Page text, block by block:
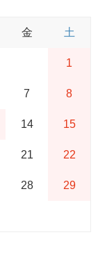
金 土
1
7 8
14 15
21 22
28 29